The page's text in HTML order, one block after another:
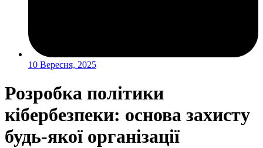
10 Вересня, 2025
Розробка політики
кібербезпеки: основа захисту
будь-якої організації